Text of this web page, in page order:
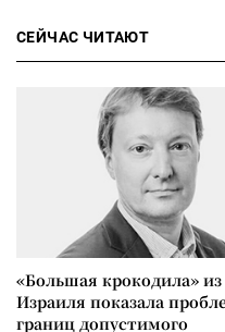
СЕЙЧАС ЧИТАЮТ
«Большая крокодила» из
Израиля показала
границ допустимого